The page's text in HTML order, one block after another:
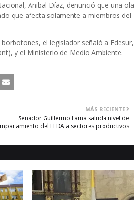
Anibal Díaz, denunció que una ola
que afecta solamente a miembros del
el legislador señaló a Edesur,
y el Ministerio de Medio Ambiente.
MÁS RECIENTE
Senador Guillermo Lama saluda nivel de
del FEDA a sectores productivos